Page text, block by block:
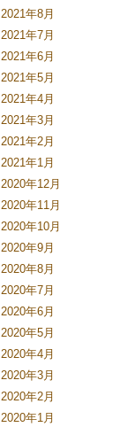
2021年8月
2021年7月
2021年6月
2021年5月
2021年4月
2021年3月
2021年2月
2021年1月
2020年12月
2020年11月
2020年10月
2020年9月
2020年8月
2020年7月
2020年6月
2020年5月
2020年4月
2020年3月
2020年2月
2020年1月